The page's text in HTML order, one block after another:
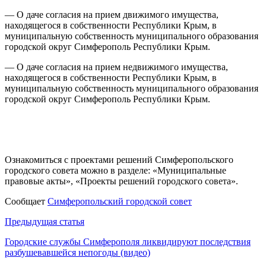
— О даче согласия на прием движимого имущества,
находящегося в собственности Республики Крым, в
муниципальную собственность муниципального образования
городской округ Симферополь Республики Крым.
— О даче согласия на прием недвижимого имущества,
находящегося в собственности Республики Крым, в
муниципальную собственность муниципального образования
городской округ Симферополь Республики Крым.
Ознакомиться с проектами решений Симферопольского
городского совета можно в разделе: «Муниципальные
правовые акты», «Проекты решений городского совета».
Сообщает Симферопольский городской совет
Навигация
по
записям
Предыдущая статья
Городские службы Симферополя ликвидируют последствия
разбушевавшейся непогоды (видео)